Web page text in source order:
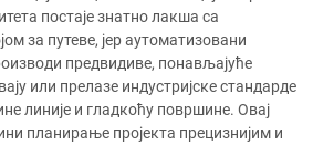
постаје знатно лакша са
за путеве, јер аутоматизовани
предвидиве, понављајуће
или прелазе индустријске стандарде
линије и гладкоћу површине. Овај
планирање пројекта прецизнијим и